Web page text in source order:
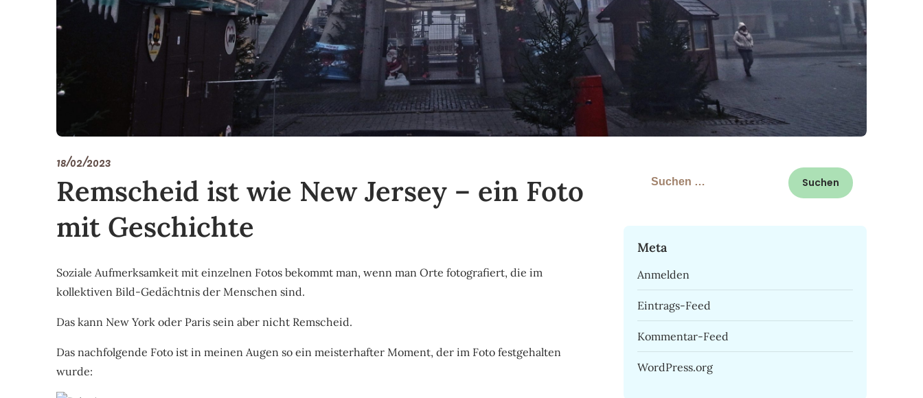
18/02/2023
Remscheid ist wie New Jersey – ein Foto
mit Geschichte
Soziale Aufmerksamkeit mit einzelnen Fotos bekommt man, wenn man Orte fotografiert, die im
kollektiven Bild-Gedächtnis der Menschen sind.
Das kann New York oder Paris sein aber nicht Remscheid.
Das nachfolgende Foto ist in meinen Augen so ein meisterhafter Moment, der im Foto festgehalten
wurde:
Suchen
Meta
Anmelden
Eintrags-Feed
Kommentar-Feed
WordPress.org